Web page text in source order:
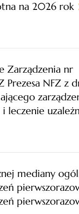
na 2026 rok
Zarządzenia nr
NFZ z
leczenie
mediany